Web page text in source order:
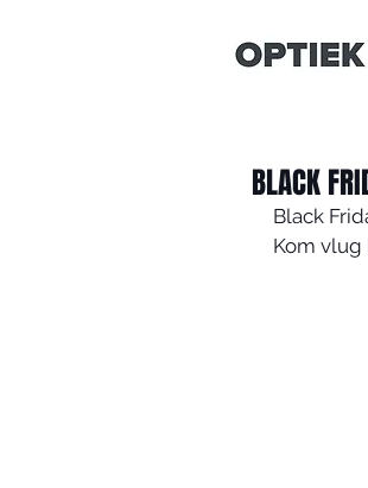
BLACK
Black
Kom vlug